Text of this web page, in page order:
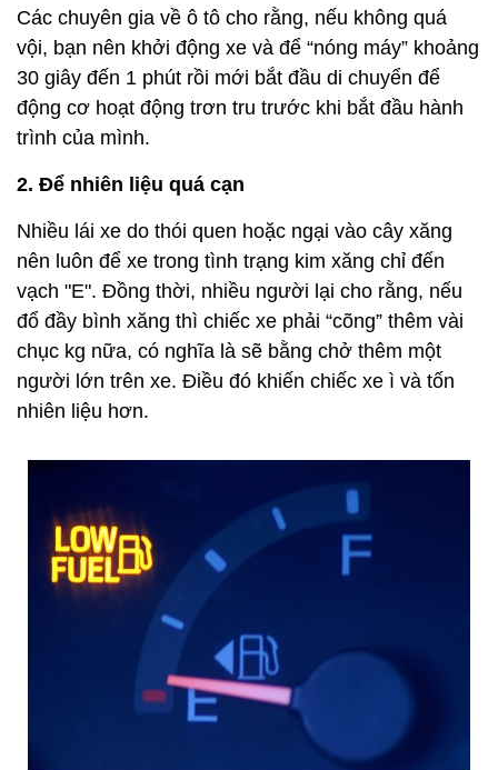
Các chuyên gia về ô tô cho rằng, nếu không quá
vội, bạn nên khởi động xe và để “nóng máy” khoảng
30 giây đến 1 phút rồi mới bắt đầu di chuyển để
động cơ hoạt động trơn tru trước khi bắt đầu hành
trình của mình.
2. Để nhiên liệu quá cạn
Nhiều lái xe do thói quen hoặc ngại vào cây xăng
nên luôn để xe trong tình trạng kim xăng chỉ đến
vạch "E". Đồng thời, nhiều người lại cho rằng, nếu
đổ đầy bình xăng thì chiếc xe phải “cõng” thêm vài
chục kg nữa, có nghĩa là sẽ bằng chở thêm một
người lớn trên xe. Điều đó khiến chiếc xe ì và tốn
nhiên liệu hơn.